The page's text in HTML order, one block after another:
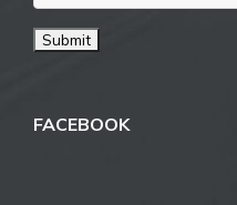
FACEBOOK